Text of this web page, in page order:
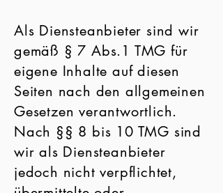
Als Diensteanbieter sind wir
gemäß § 7 Abs.1 TMG für
eigene Inhalte auf diesen
Seiten nach den allgemeinen
Gesetzen verantwortlich.
Nach §§ 8 bis 10 TMG sind
wir als Diensteanbieter
jedoch nicht verpflichtet,